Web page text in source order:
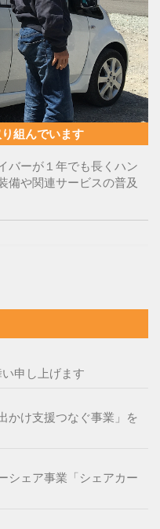
組んでいます
バーが１年でも長くハン
備や関連サービスの普及
い申し上げます
かけ支援つなぐ事業」を
シェア事業「シェアカー